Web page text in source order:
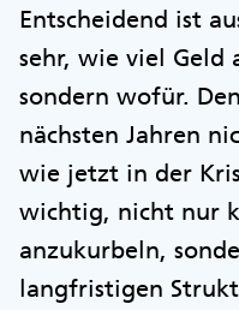
Entscheidend ist
sehr, wie viel Geld
sondern wofür.
nächsten Jahren
wie jetzt in der
wichtig, nicht nur
anzukurbeln,
langfristigen